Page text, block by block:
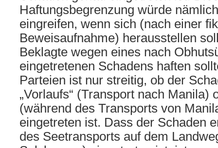
Haftungsbegrenzung würde
eingreifen, wenn sich (nach einer
Beweisaufnahme) herausstellen
Beklagte wegen eines nach
eingetretenen Schadens haften
Parteien ist nur streitig, ob der
„Vorlaufs“ (Transport nach Manila)
(während des Transports von
eingetreten ist. Dass der Schaden
des Seetransports auf dem